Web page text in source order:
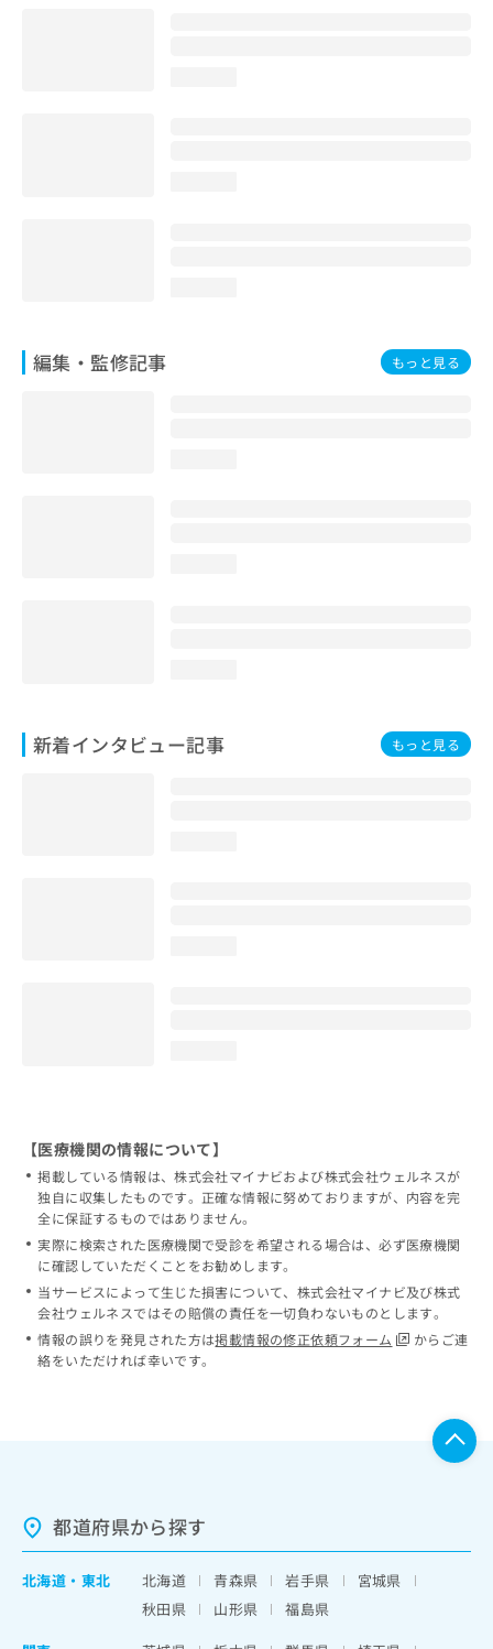
編集・監修記事 もっと見る
新着インタビュー記事 もっと見る
【医療機関の情報について】
掲載している情報は、株式会社マイナビおよび株式会社ウェルネスが
独自に収集したものです。正確な情報に努めておりますが、内容を完
全に保証するものではありません。
実際に検索された医療機関で受診を希望される場合は、必ず医療機関
に確認していただくことをお勧めします。
当サービスによって生じた損害について、株式会社マイナビ及び株式
会社ウェルネスではその賠償の責任を一切負わないものとします。
情報の誤りを発見された方は掲載情報の修正依頼フォーム
からご連
絡をいただければ幸いです。
都道府県から探す
北海道 ・ 東北 北海道 青森県 岩手県
宮城県
秋田県
山形県
福島県